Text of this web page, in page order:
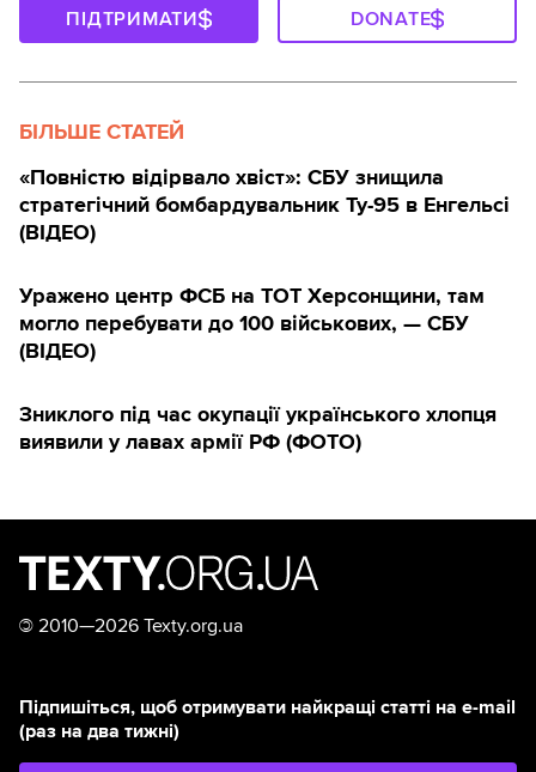
ПІДТРИМАТИ DONATE
БІЛЬШЕ СТАТЕЙ
«Повністю відірвало хвіст»: СБУ знищила
стратегічний бомбардувальник Ту-95 в Енгельсі
(ВІДЕО)
Уражено центр ФСБ на ТОТ Херсонщини, там
могло перебувати до 100 військових, — СБУ
(ВIДЕО)
Зниклого під час окупації українського хлопця
виявили у лавах армії РФ (ФОТО)
© 2010—2026 Texty.org.ua
Підпишіться, щоб отримувати найкращі статті на e-mail
(раз на два тижні)